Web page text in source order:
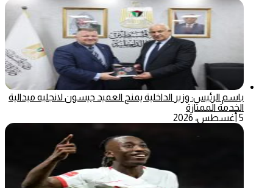
باسم الرئيس: وزير الداخلية يمنح العميد جيسون لانجليه ميدالية
الخدمة الممتازة
5 أغسطس، 2026